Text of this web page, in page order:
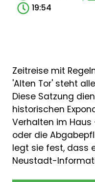
19:54
Zeitreise mit
'Alten Tor' steht
Diese Satzung
historischen
Verhalten im
oder die
legt sie fest, dass
Neustadt-